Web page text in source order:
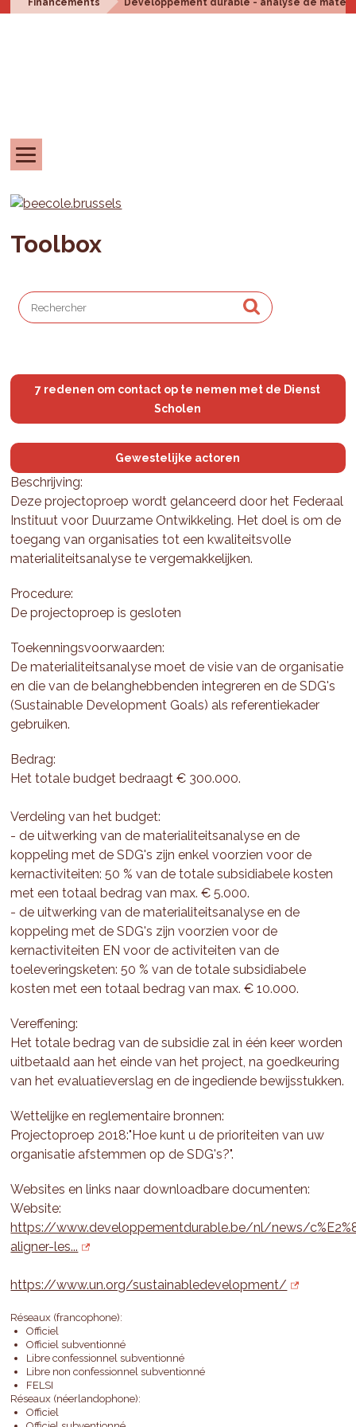
Financements Développement durable - analyse de
Toolbox
7 redenen om contact op te nemen met de Dienst
Scholen
Gewestelijke actoren
Beschrijving:
Deze projectoproep wordt gelanceerd door het Federaal
Instituut voor Duurzame Ontwikkeling. Het doel is om de
toegang van organisaties tot een kwaliteitsvolle
materialiteitsanalyse te vergemakkelijken.
Procedure:
De projectoproep is gesloten
Toekenningsvoorwaarden:
De materialiteitsanalyse moet de visie van de organisatie
en die van de belanghebbenden integreren en de SDG's
(Sustainable Development Goals) als referentiekader
gebruiken.
Bedrag:
Het totale budget bedraagt € 300.000.
Verdeling van het budget:
- de uitwerking van de materialiteitsanalyse en de
koppeling met de SDG's zijn enkel voorzien voor de
kernactiviteiten: 50 % van de totale subsidiabele kosten
met een totaal bedrag van max. € 5.000.
- de uitwerking van de materialiteitsanalyse en de
koppeling met de SDG's zijn voorzien voor de
kernactiviteiten EN voor de activiteiten van de
toeleveringsketen: 50 % van de totale subsidiabele
kosten met een totaal bedrag van max. € 10.000.
Vereffening:
Het totale bedrag van de subsidie zal in één keer worden
uitbetaald aan het einde van het project, na goedkeuring
van het evaluatieverslag en de ingediende bewijsstukken.
Wettelijke en reglementaire bronnen:
Projectoproep 2018:"Hoe kunt u de prioriteiten van uw
organisatie afstemmen op de SDG's?".
Websites en links naar downloadbare documenten:
Website:
https://www.developpementdurable.be/nl/news/
aligner-les...
https://www.un.org/sustainabledevelopment/
Réseaux (francophone):
Officiel
Officiel subventionné
Libre confessionnel subventionné
Libre non confessionnel subventionné
FELSI
Réseaux (néerlandophone):
Officiel